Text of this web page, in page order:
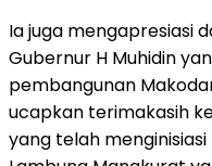
Ia juga mengapresiasi
Gubernur H Muhidin
pembangunan
ucapkan terimakasih
yang telah